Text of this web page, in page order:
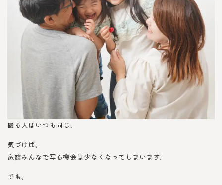
撮る人はいつも同じ。
気づけば、
家族みんなで写る機会は少なくなってしまいます。
でも、